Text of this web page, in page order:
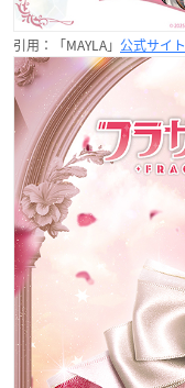
引用：「MAYLA」 公式サイト